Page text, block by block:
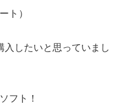
ト）
入したいと思っていまし
フト！